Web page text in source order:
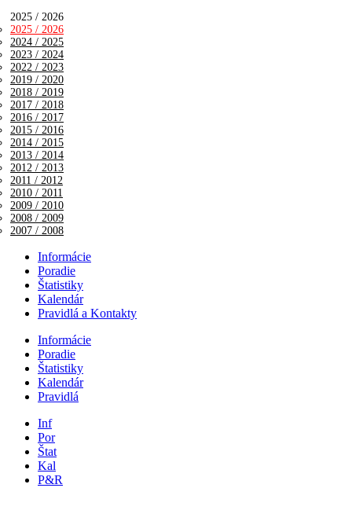
2025 / 2026
2025 / 2026
2024 / 2025
2023 / 2024
2022 / 2023
2019 / 2020
2018 / 2019
2017 / 2018
2016 / 2017
2015 / 2016
2014 / 2015
2013 / 2014
2012 / 2013
2011 / 2012
2010 / 2011
2009 / 2010
2008 / 2009
2007 / 2008
Informácie
Poradie
Štatistiky
Kalendár
Pravidlá a Kontakty
Informácie
Poradie
Štatistiky
Kalendár
Pravidlá
Inf
Por
Štat
Kal
P&R